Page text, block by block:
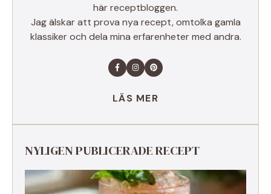
här receptbloggen.
Jag älskar att prova nya recept, omtolka gamla
klassiker och dela mina erfarenheter med andra.
LÄS MER
NYLIGEN PUBLICERADE RECEPT